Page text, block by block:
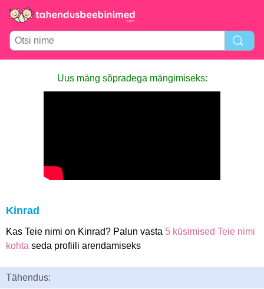
Uus mäng sõpradega mängimiseks:
Kinrad
Kas Teie nimi on Kinrad? Palun vasta 5 küsimised Teie nimi
kohta seda profiili arendamiseks
Tähendus: